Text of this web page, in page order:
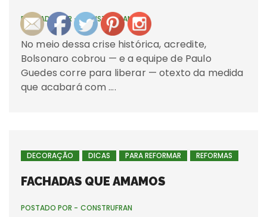
POSTADO POR - CONSTRUFRAN
No meio dessa crise histórica, acredite,
Bolsonaro cobrou — e a equipe de Paulo
Guedes corre para liberar — otexto da medida
que acabará com ….
DECORAÇÃO DICAS PARA REFORMAR REFORMAS
FACHADAS QUE AMAMOS
POSTADO POR - CONSTRUFRAN